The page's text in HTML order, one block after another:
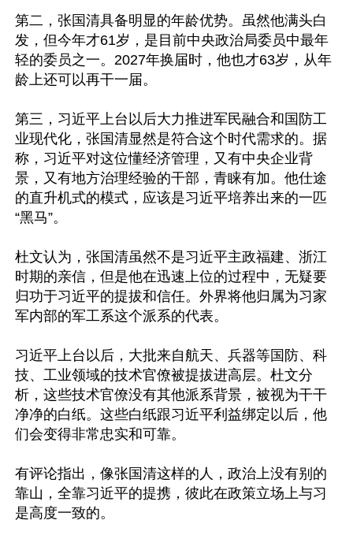
第二，张国清具备明显的年龄优势。虽然他满头白
发，但今年才61岁，是目前中央政治局委员中最年
轻的委员之一。2027年换届时，他也才63岁，从年
龄上还可以再干一届。
第三，习近平上台以后大力推进军民融合和国防工
业现代化，张国清显然是符合这个时代需求的。据
称，习近平对这位懂经济管理，又有中央企业背
景，又有地方治理经验的干部，青睐有加。他仕途
的直升机式的模式，应该是习近平培养出来的一匹
“黑马”。
杜文认为，张国清虽然不是习近平主政福建、浙江
时期的亲信，但是他在迅速上位的过程中，无疑要
归功于习近平的提拔和信任。外界将他归属为习家
军内部的军工系这个派系的代表。
习近平上台以后，大批来自航天、兵器等国防、科
技、工业领域的技术官僚被提拔进高层。杜文分
析，这些技术官僚没有其他派系背景，被视为干干
净净的白纸。这些白纸跟习近平利益绑定以后，他
们会变得非常忠实和可靠。
有评论指出，像张国清这样的人，政治上没有别的
靠山，全靠习近平的提携，彼此在政策立场上与习
是高度一致的。